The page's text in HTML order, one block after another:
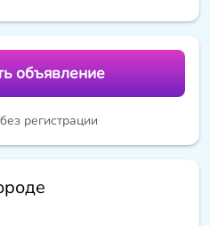
объявление
регистрации